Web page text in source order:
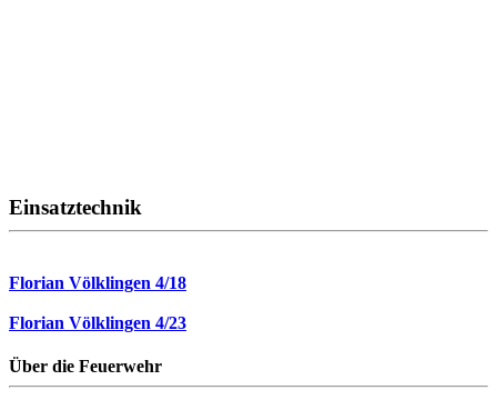
Einsatztechnik
Florian Völklingen 4/18
Florian Völklingen 4/23
Über die Feuerwehr